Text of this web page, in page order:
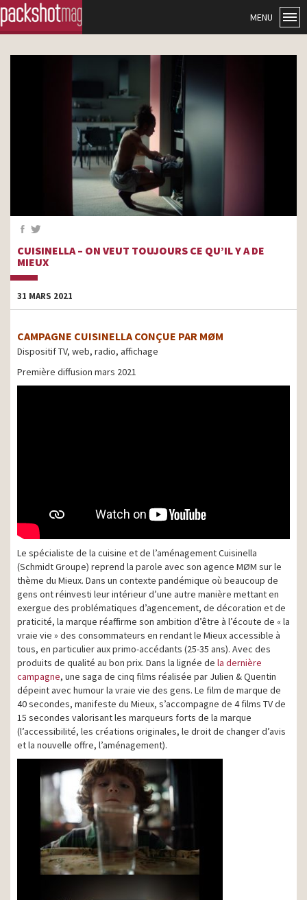
MENU
CUISINELLA – ON VEUT TOUJOURS CE QU’IL Y A DE
MIEUX
31 MARS 2021
CAMPAGNE CUISINELLA CONÇUE PAR MØM
Dispositif TV, web, radio, affichage
Première diffusion mars 2021
Le spécialiste de la cuisine et de l’aménagement Cuisinella
(Schmidt Groupe) reprend la parole avec son agence MØM sur le
thème du Mieux. Dans un contexte pandémique où beaucoup de
gens ont réinvesti leur intérieur d’une autre manière mettant en
exergue des problématiques d’agencement, de décoration et de
praticité, la marque réaffirme son ambition d’être à l’écoute de « la
vraie vie » des consommateurs en rendant le Mieux accessible à
tous, en particulier aux primo-accédants (25-35 ans). Avec des
produits de qualité au bon prix. Dans la lignée de la dernière
campagne, une saga de cinq films réalisée par Julien & Quentin
dépeint avec humour la vraie vie des gens. Le film de marque de
40 secondes, manifeste du Mieux, s’accompagne de 4 films TV de
15 secondes valorisant les marqueurs forts de la marque
(l’accessibilité, les créations originales, le droit de changer d’avis
et la nouvelle offre, l’aménagement).